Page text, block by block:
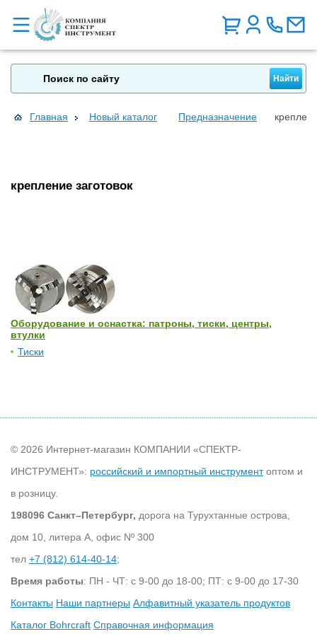
Главная Новый каталог Предназначение
крепление заготовок
Оборудование и оснастка: патроны, тиски, центры,
втулки
Тиски
© 2026 Интернет-магазин КОМПАНИИ «СПЕКТР-
ИНСТРУМЕНТ»: российский и импортный инструментоптом и
в розницу.
198096 Санкт–Петербург, дорога на Турухтанные острова,
дом 10, литера А, офис Nº 300
тел +7 (812) 614-40-14;
Время работы: ПН - ЧТ: с 9-00 до 18-00; ПТ: с 9-00 до 17-30
Контакты Наши партнеры Алфавитный указатель продуктов
Каталог Bohrcraft Справочная информация